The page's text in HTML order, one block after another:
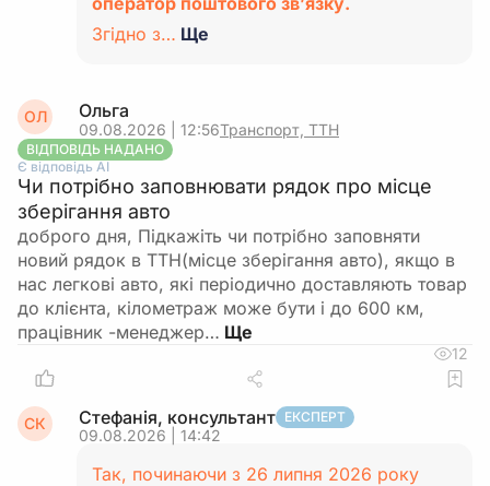
Згідно з… Ще
ОЛ Ольга
09.08.2026 | 12:56Транспорт, ТТН
ВІДПОВІДЬ НАДАНО
Є відповідь АІ
Чи потрібно заповнювати рядок про місце
зберігання авто
доброго дня, Підкажіть чи потрібно заповняти
новий рядок в ТТН(місце зберігання авто), якщо в
нас легкові авто, які періодично доставляють товар
до клієнта, кілометраж може бути і до 600 км,
працівник -менеджер…
12
СК Стефанія, консультант ЕКСПЕРТ
09.08.2026 | 14:42
Так, починаючи з 26 липня 2026 року